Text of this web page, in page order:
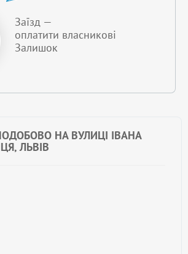
НА ВУЛИЦІ ІВАНА
ЛЬВІВ
Заїзд —
оплатити власникові
Залишок